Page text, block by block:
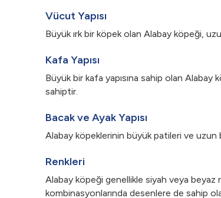
Vücut Yapısı
Büyük ırk bir köpek olan Alabay köpeği,
Kafa Yapısı
Büyük bir kafa yapısına sahip olan Alabay
sahiptir.
Bacak ve Ayak Yapısı
Alabay köpeklerinin büyük patileri ve uzun
Renkleri
Alabay köpeği genellikle siyah veya beyaz
kombinasyonlarında desenlere de sahip